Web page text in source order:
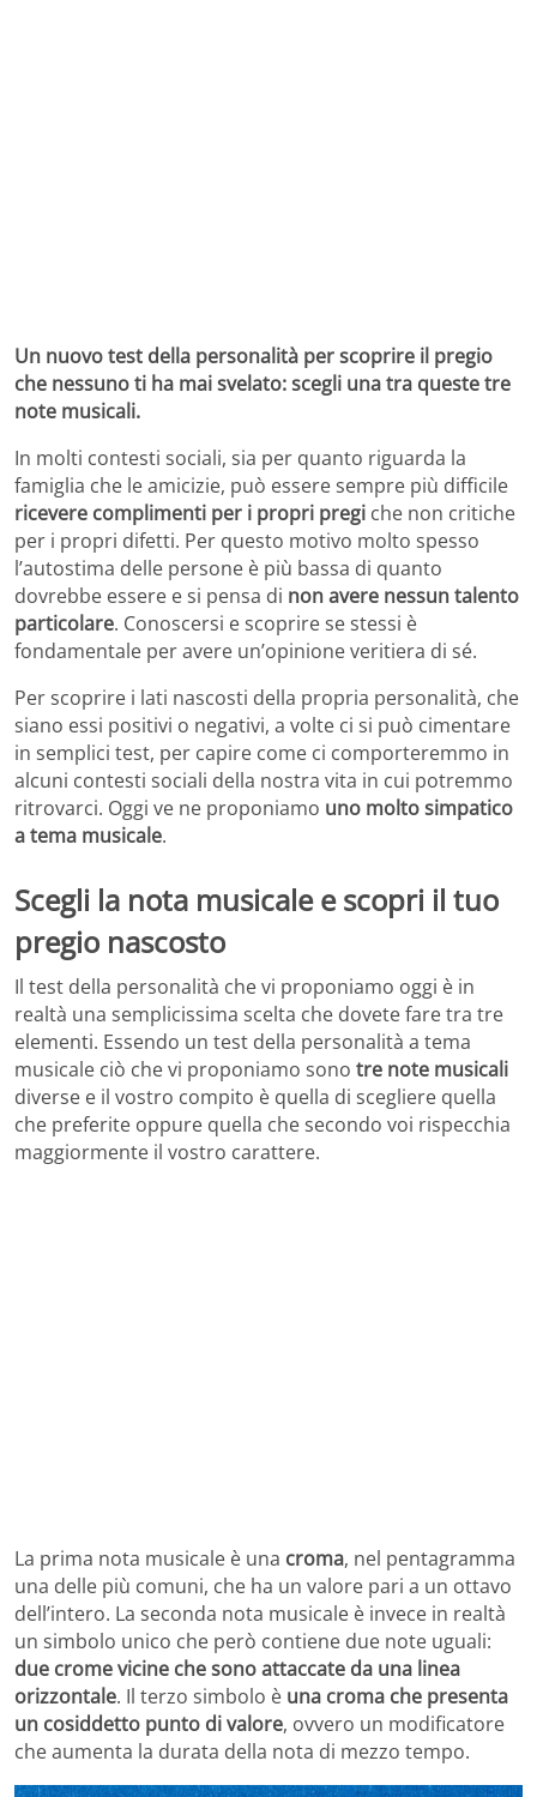
Un nuovo test della personalità per scoprire il pregio
che nessuno ti ha mai svelato: scegli una tra queste tre
note musicali.
In molti contesti sociali, sia per quanto riguarda la
famiglia che le amicizie, può essere sempre più difficile
ricevere complimenti per i propri pregi che non critiche
per i propri difetti. Per questo motivo molto spesso
l’autostima delle persone è più bassa di quanto
dovrebbe essere e si pensa di non avere nessun talento
particolare. Conoscersi e scoprire se stessi è
fondamentale per avere un’opinione veritiera di sé.
Per scoprire i lati nascosti della propria personalità, che
siano essi positivi o negativi, a volte ci si può cimentare
in semplici test, per capire come ci comporteremmo in
alcuni contesti sociali della nostra vita in cui potremmo
ritrovarci. Oggi ve ne proponiamo uno molto simpatico
a tema musicale.
Scegli la nota musicale e scopri il tuo
pregio nascosto
Il test della personalità che vi proponiamo oggi è in
realtà una semplicissima scelta che dovete fare tra tre
elementi. Essendo un test della personalità a tema
musicale ciò che vi proponiamo sono tre note musicali
diverse e il vostro compito è quella di scegliere quella
che preferite oppure quella che secondo voi rispecchia
maggiormente il vostro carattere.
La prima nota musicale è una croma, nel pentagramma
una delle più comuni, che ha un valore pari a un ottavo
dell’intero. La seconda nota musicale è invece in realtà
un simbolo unico che però contiene due note uguali:
due crome vicine che sono attaccate da una linea
orizzontale. Il terzo simbolo è una croma che presenta
un cosiddetto punto di valore, ovvero un modificatore
che aumenta la durata della nota di mezzo tempo.